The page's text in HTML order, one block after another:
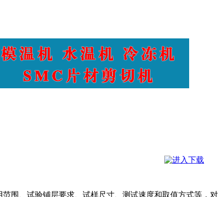
围、试验铺层要求、试样尺寸、测试速度和取值方式等，对